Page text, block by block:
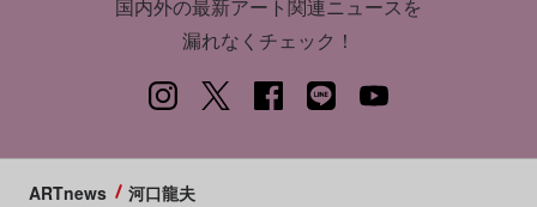
国内外の最新アート関連ニュースを
漏れなくチェック！
ARTnews 河口龍夫